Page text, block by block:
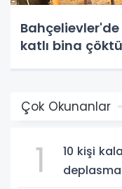
katlı bina çöktü
Çok Okunanlar
1
10 kişi